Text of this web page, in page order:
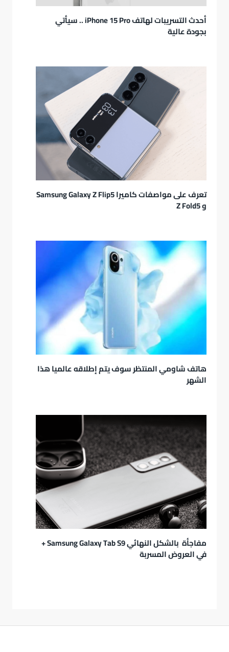
أحدث التسريبات لهاتف iPhone 15 Pro .. سيأتي
بجودة عالية
تعرف على مواصفات كاميرا Samsung Galaxy Z Flip5
و Z Fold5
هاتف شاومي المنتظر سوف يتم إطلاقه عالميا هذا
الشهر
مفاجأة بالشكل النهائي Samsung Galaxy Tab S9 +
في العروض المسربة